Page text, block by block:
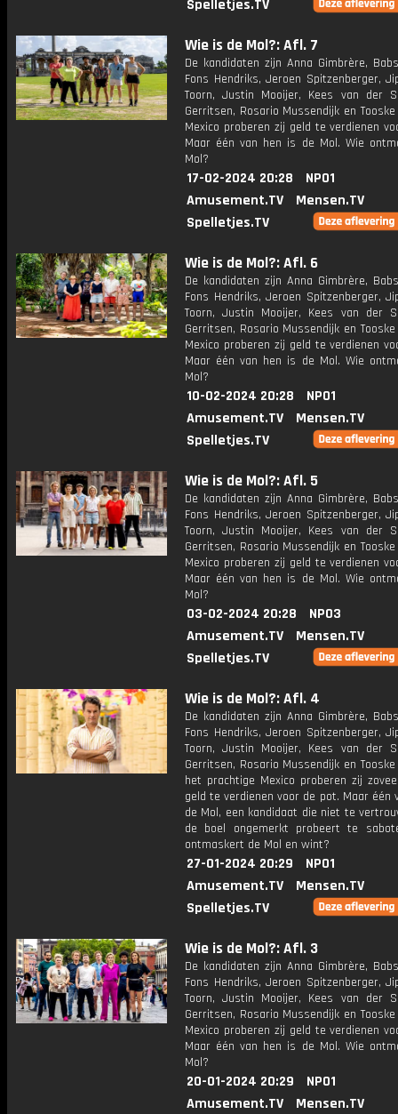
Spelletjes.TV
Wie is de Mol?: Afl. 7
De kandidaten zijn Anna Gimbrère,
Fons Hendriks, Jeroen Spitzenberger,
Toorn, Justin Mooijer, Kees van der
Gerritsen, Rosario Mussendijk en
Mexico proberen zij geld te verdienen
Maar één van hen is de Mol. Wie
Mol?
17-02-2024 20:28
NPO1
Amusement.TV
Mensen.TV
Spelletjes.TV
Wie is de Mol?: Afl. 6
De kandidaten zijn Anna Gimbrère,
Fons Hendriks, Jeroen Spitzenberger,
Toorn, Justin Mooijer, Kees van der
Gerritsen, Rosario Mussendijk en
Mexico proberen zij geld te verdienen
Maar één van hen is de Mol. Wie
Mol?
10-02-2024 20:28
NPO1
Amusement.TV
Mensen.TV
Spelletjes.TV
Wie is de Mol?: Afl. 5
De kandidaten zijn Anna Gimbrère,
Fons Hendriks, Jeroen Spitzenberger,
Toorn, Justin Mooijer, Kees van der
Gerritsen, Rosario Mussendijk en
Mexico proberen zij geld te verdienen
Maar één van hen is de Mol. Wie
Mol?
03-02-2024 20:28
NPO3
Amusement.TV
Mensen.TV
Spelletjes.TV
Wie is de Mol?: Afl. 4
De kandidaten zijn Anna Gimbrère,
Fons Hendriks, Jeroen Spitzenberger,
Toorn, Justin Mooijer, Kees van der
Gerritsen, Rosario Mussendijk en
het prachtige Mexico proberen zij
geld te verdienen voor de pot. Maar één
de Mol, een kandidaat die niet te
de boel ongemerkt probeert te
ontmaskert de Mol en wint?
27-01-2024 20:29
NPO1
Amusement.TV
Mensen.TV
Spelletjes.TV
Wie is de Mol?: Afl. 3
De kandidaten zijn Anna Gimbrère,
Fons Hendriks, Jeroen Spitzenberger,
Toorn, Justin Mooijer, Kees van der
Gerritsen, Rosario Mussendijk en
Mexico proberen zij geld te verdienen
Maar één van hen is de Mol. Wie
Mol?
20-01-2024 20:29
NPO1
Amusement.TV
Mensen.TV